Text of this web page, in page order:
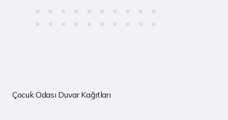
Çocuk Odası Duvar Kağıtları